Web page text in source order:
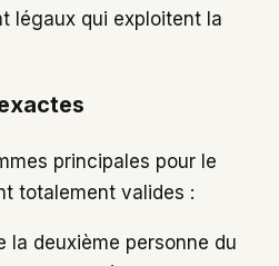
légaux qui exploitent la
principales pour le
totalement valides :
la deuxième personne du